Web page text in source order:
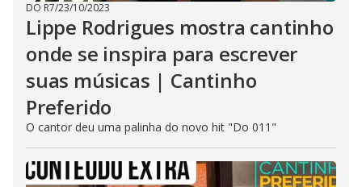
DO R7/23/10/2023
Lippe Rodrigues mostra cantinho
onde se inspira para escrever
suas músicas | Cantinho
Preferido
O cantor deu uma palinha do novo hit "Do 011"